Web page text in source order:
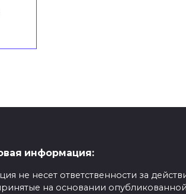
информация:
не несет ответственности за
на основании опубликованной